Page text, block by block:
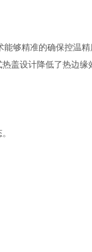
够精准的确保控温
盖设计降低了热边